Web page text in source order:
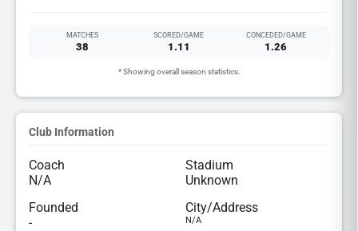
MATCHES
38
SCORED/GAME
1.11
CONCEDED/GAME
1.26
* Showing overall season statistics.
Club Information
Coach
N/A
Stadium
Unknown
Founded
-
City/Address
N/A